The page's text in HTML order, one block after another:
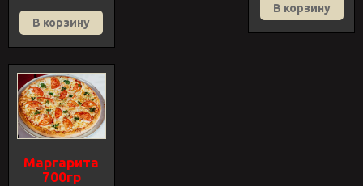
В корзину
В корзину
Маргарита
700гр